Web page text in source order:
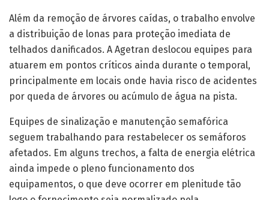
Além da remoção de árvores caídas, o trabalho envolve
a distribuição de lonas para proteção imediata de
telhados danificados. A Agetran deslocou equipes para
atuarem em pontos críticos ainda durante o temporal,
principalmente em locais onde havia risco de acidentes
por queda de árvores ou acúmulo de água na pista.
Equipes de sinalização e manutenção semafórica
seguem trabalhando para restabelecer os semáforos
afetados. Em alguns trechos, a falta de energia elétrica
ainda impede o pleno funcionamento dos
equipamentos, o que deve ocorrer em plenitude tão